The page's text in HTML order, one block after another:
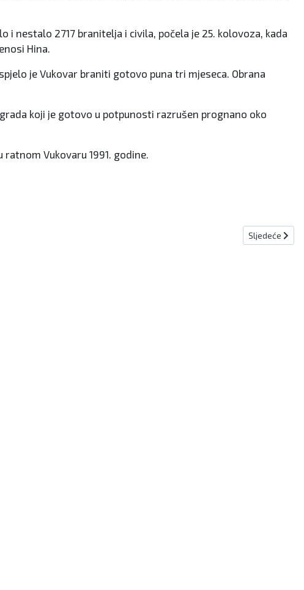
i nestalo 2717 branitelja i civila, počela je 25. kolovoza, kada
Hina.
je Vukovar braniti gotovo puna tri mjeseca. Obrana
koji je gotovo u potpunosti razrušen prognano oko
Vukovaru 1991. godine.
Sljedeći
Sljedeće